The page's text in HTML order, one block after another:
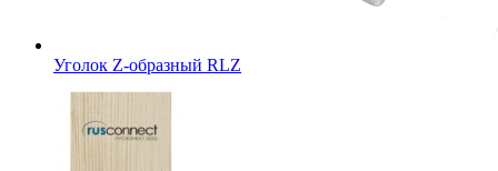
Уголок Z-образный RLZ